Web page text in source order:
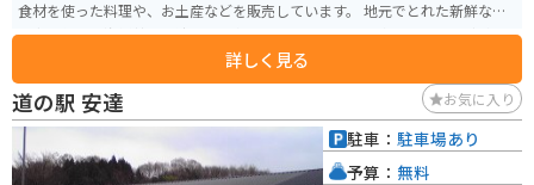
食材を使った料理や、お土産などを販売しています。 地元でとれた新鮮な魚
介類を使った海鮮丼や、浪江町の名産品である「なみえ焼きそば」などが人
力災害伝承館」があります。バイクで訪れる際は、道の駅に広い駐車場があ
るので安心して駐車できます。 震災復興の現状を自分の目で見て、地元の人
の温かさに触れることができる場所です。
詳しく見る
道の駅 安達 お気に入り
駐車： 駐車場あり
予算： 無料